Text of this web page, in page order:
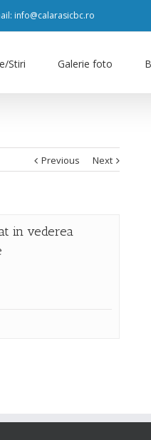
info@calarasicbc.ro
Stiri Galerie foto
Previous Next
in vederea